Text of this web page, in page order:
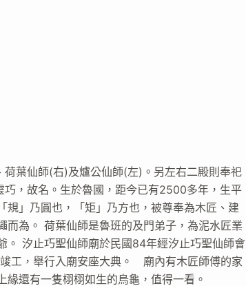
葉仙師(右)及爐公仙師(左)。另左右二殿則奉祀
，故名。生於魯國，距今已有2500多年，生平
」乃圓也，「矩」乃方也，被尊奉為木匠、建
為。 荷葉仙師是魯班的及門弟子，為泥水匠業
。 汐止巧聖仙師廟於民國84年經汐止巧聖仙師會
工，舉行入廟安座大典。 廟內有木匠師傅的家
還有一隻栩栩如生的烏龜，值得一看。